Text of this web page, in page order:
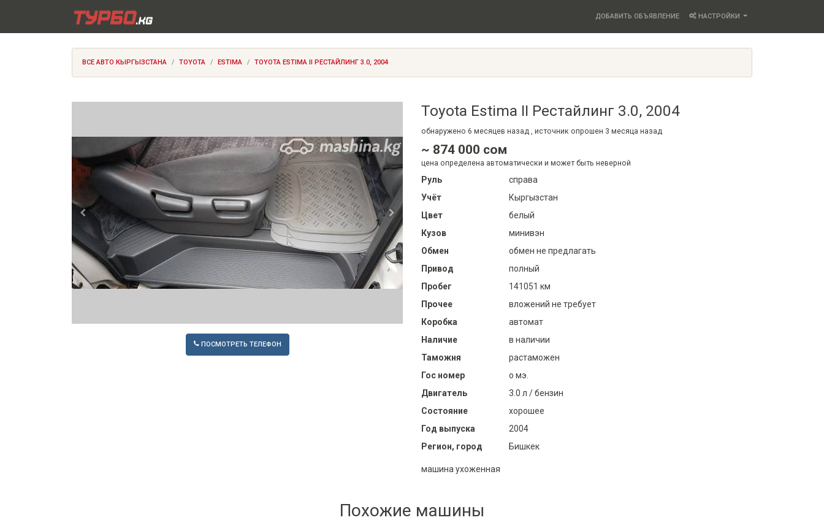
ДОБАВИТЬ ОБЪЯВЛЕНИЕ НАСТРОЙКИ
ВСЕ АВТО КЫРГЫЗСТАНА TOYOTA ESTIMA TOYOTA ESTIMA II РЕСТАЙЛИНГ 3.0, 2004
ПОСМОТРЕТЬ ТЕЛЕФОН
Toyota Estima II Рестайлинг 3.0, 2004
обнаружено 6 месяцев назад , источник опрошен 3 месяца назад
~ 874 000 сом
цена определена автоматически и может быть неверной
Руль
справа
Учёт
Кыргызстан
Цвет
белый
Кузов
минивэн
Обмен
обмен не предлагать
Привод
полный
Пробег
141051 км
Прочее
вложений не требует
Коробка
автомат
Наличие
в наличии
Таможня
растаможен
Гос номер
о мэ.
Двигатель
3.0 л / бензин
Состояние
хорошее
Год выпуска
2004
Регион, город
Бишкек
машина ухоженная
Похожие машины